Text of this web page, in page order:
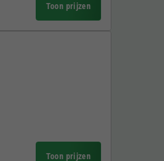
Toon prijzen
Toon prijzen